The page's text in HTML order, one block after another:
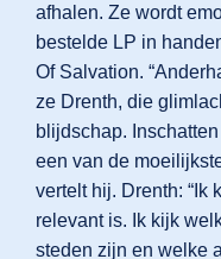
afhalen. Ze wordt
bestelde LP in
Of Salvation.
ze Drenth, die
blijdschap.
een van de
vertelt hij. Drenth: “Ik
relevant is. Ik kijk
steden zijn en welke